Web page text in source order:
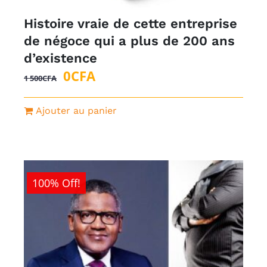
Histoire vraie de cette entreprise
de négoce qui a plus de 200 ans
d’existence
1 500CFA
Le
prix
initial
500CFA.
0CFALe
prix
actuel
Ajouter au panier
100% Off!